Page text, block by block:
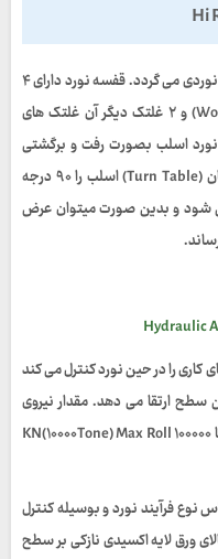
می گردد. قفسه نورد دارای۴
و۲ غلتک دیگر آن غلتک های
اسلب بصورت رفت و برگشتی
(Turn Table) اسلب را۹۰ درجه
شود و بدین صورت میتوان عرض
Hydraulic
کاری را در حین نورد کنترل می کند
سطح ارتقا می دهد. مقدار نیروی
۱۰۰۰۰۰KN(۱۰۰۰۰Tone) Max Roll
فرآیند نورد و بوسیله کنترل
ورق لایه اکسیدی نازکی بر سطح